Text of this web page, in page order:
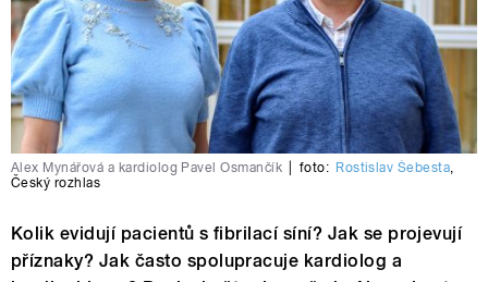
Alex Mynářová a kardiolog Pavel Osmančík foto: Rostislav Šebesta,
Český rozhlas
Kolik evidují pacientů s fibrilací síní? Jak se projevují
příznaky? Jak často spolupracuje kardiolog a